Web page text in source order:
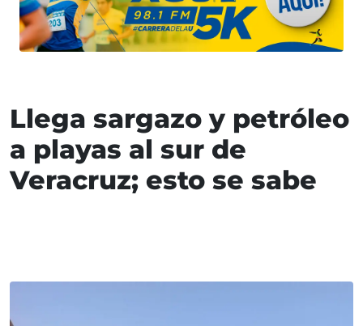
Llega sargazo y petróleo
a playas al sur de
Veracruz; esto se sabe